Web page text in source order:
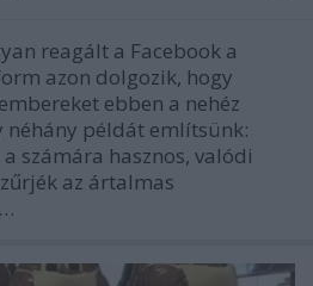
reagált a Facebook a
azon dolgozik, hogy
ebben a nehéz
néhány példát említsünk:
számára hasznos, valódi
az ártalmas